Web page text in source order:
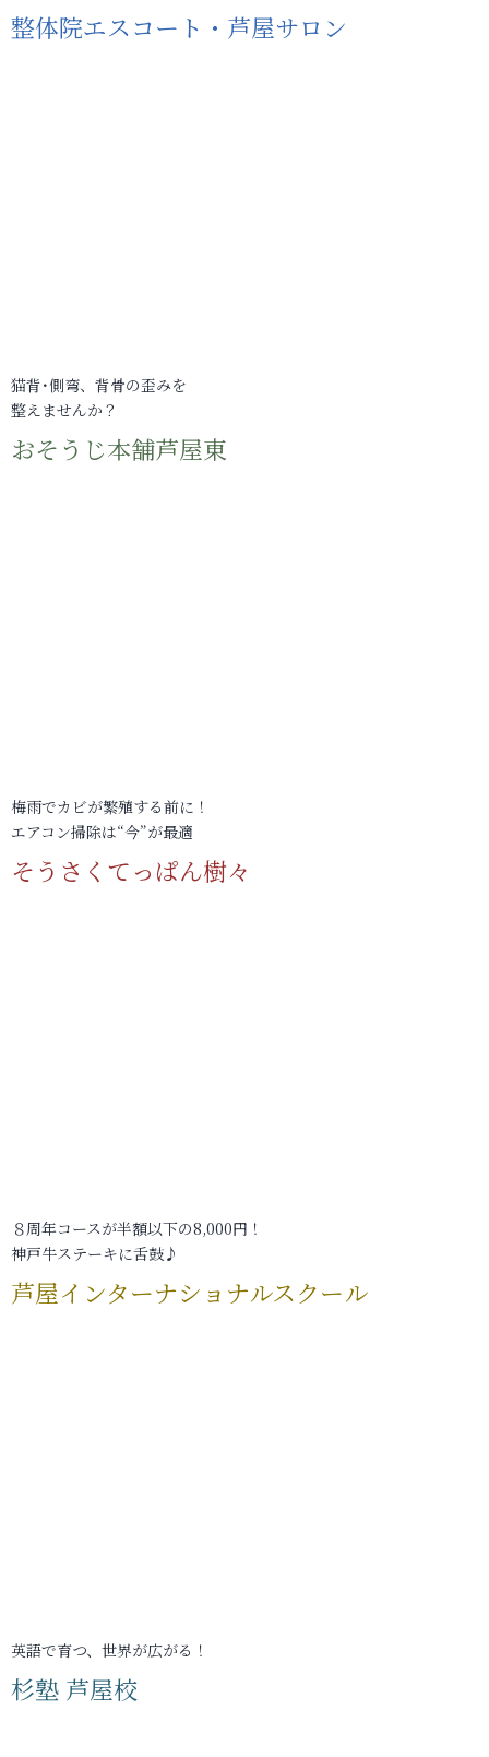
整体院エスコート・芦屋サロン
猫背･側弯、背骨の歪みを
整えませんか？
おそうじ本舗芦屋東
梅雨でカビが繁殖する前に！
エアコン掃除は“今”が最適
そうさくてっぱん樹々
８周年コースが半額以下の8,000円！
神戸牛ステーキに舌鼓♪
芦屋インターナショナルスクール
英語で育つ、世界が広がる！
杉塾 芦屋校